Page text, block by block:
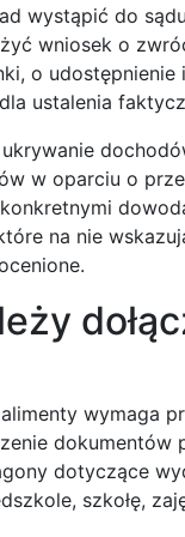
wystąpić do
wniosek o
o
ustalenia
w oparciu o
na nie
wymaga
dotyczące
szkołę,